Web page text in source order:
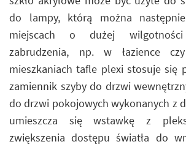
do lampy, którą można
miejscach o dużej
zabrudzenia, np. w łazience
mieszkaniach tafle plexi stosuje się
zamiennik szyby do drzwi
do drzwi pokojowych wykonanych z
umieszcza się wstawkę z
zwiększenia dostępu światła do